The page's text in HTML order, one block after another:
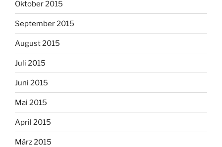
Oktober 2015
September 2015
August 2015
Juli 2015
Juni 2015
Mai 2015
April 2015
März 2015